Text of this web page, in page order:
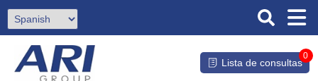
Lista de consultas
0